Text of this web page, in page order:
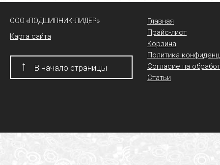
ООО «ПОДШИПНИК-ЛИДЕР»
Карта сайта
↑ В начало страницы
Главная
Прайс-лист
Корзина
Политика
Согласие на
Статьи